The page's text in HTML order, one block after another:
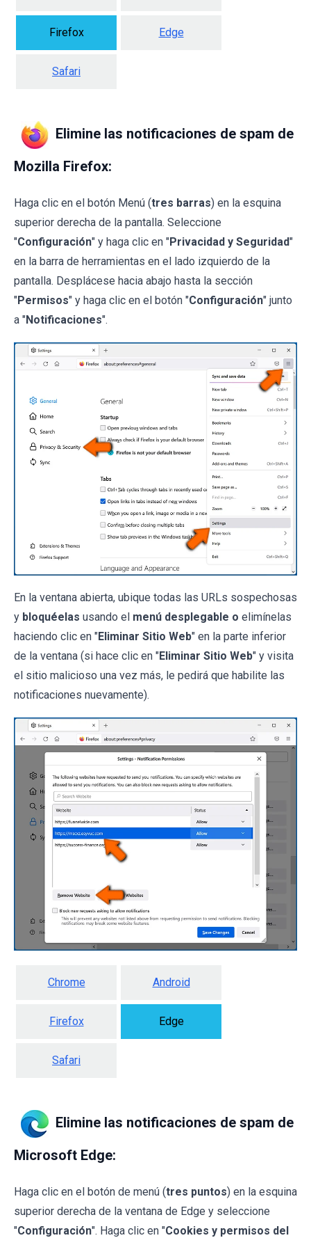
Firefox Edge
Safari
Elimine las notificaciones de spam de
Mozilla Firefox:
Haga clic en el botón Menú (tres barras) en la esquina
superior derecha de la pantalla. Seleccione
"Configuración" y haga clic en "Privacidad y Seguridad"
en la barra de herramientas en el lado izquierdo de la
pantalla. Desplácese hacia abajo hasta la sección
"Permisos" y haga clic en el botón "Configuración" junto
a "Notificaciones".
En la ventana abierta, ubique todas las URLs sospechosas
y bloquéelas usando el menú desplegable o elimínelas
haciendo clic en "Eliminar Sitio Web" en la parte inferior
de la ventana (si hace clic en "Eliminar Sitio Web" y visita
el sitio malicioso una vez más, le pedirá que habilite las
notificaciones nuevamente).
Chrome Android
Firefox Edge
Safari
Elimine las notificaciones de spam de
Microsoft Edge:
Haga clic en el botón de menú (tres puntos) en la esquina
superior derecha de la ventana de Edge y seleccione
"Configuración". Haga clic en "Cookies y permisos del